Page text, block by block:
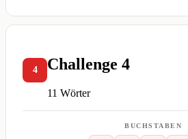
4 Challenge 4
11 Wörter
BUCHSTABEN